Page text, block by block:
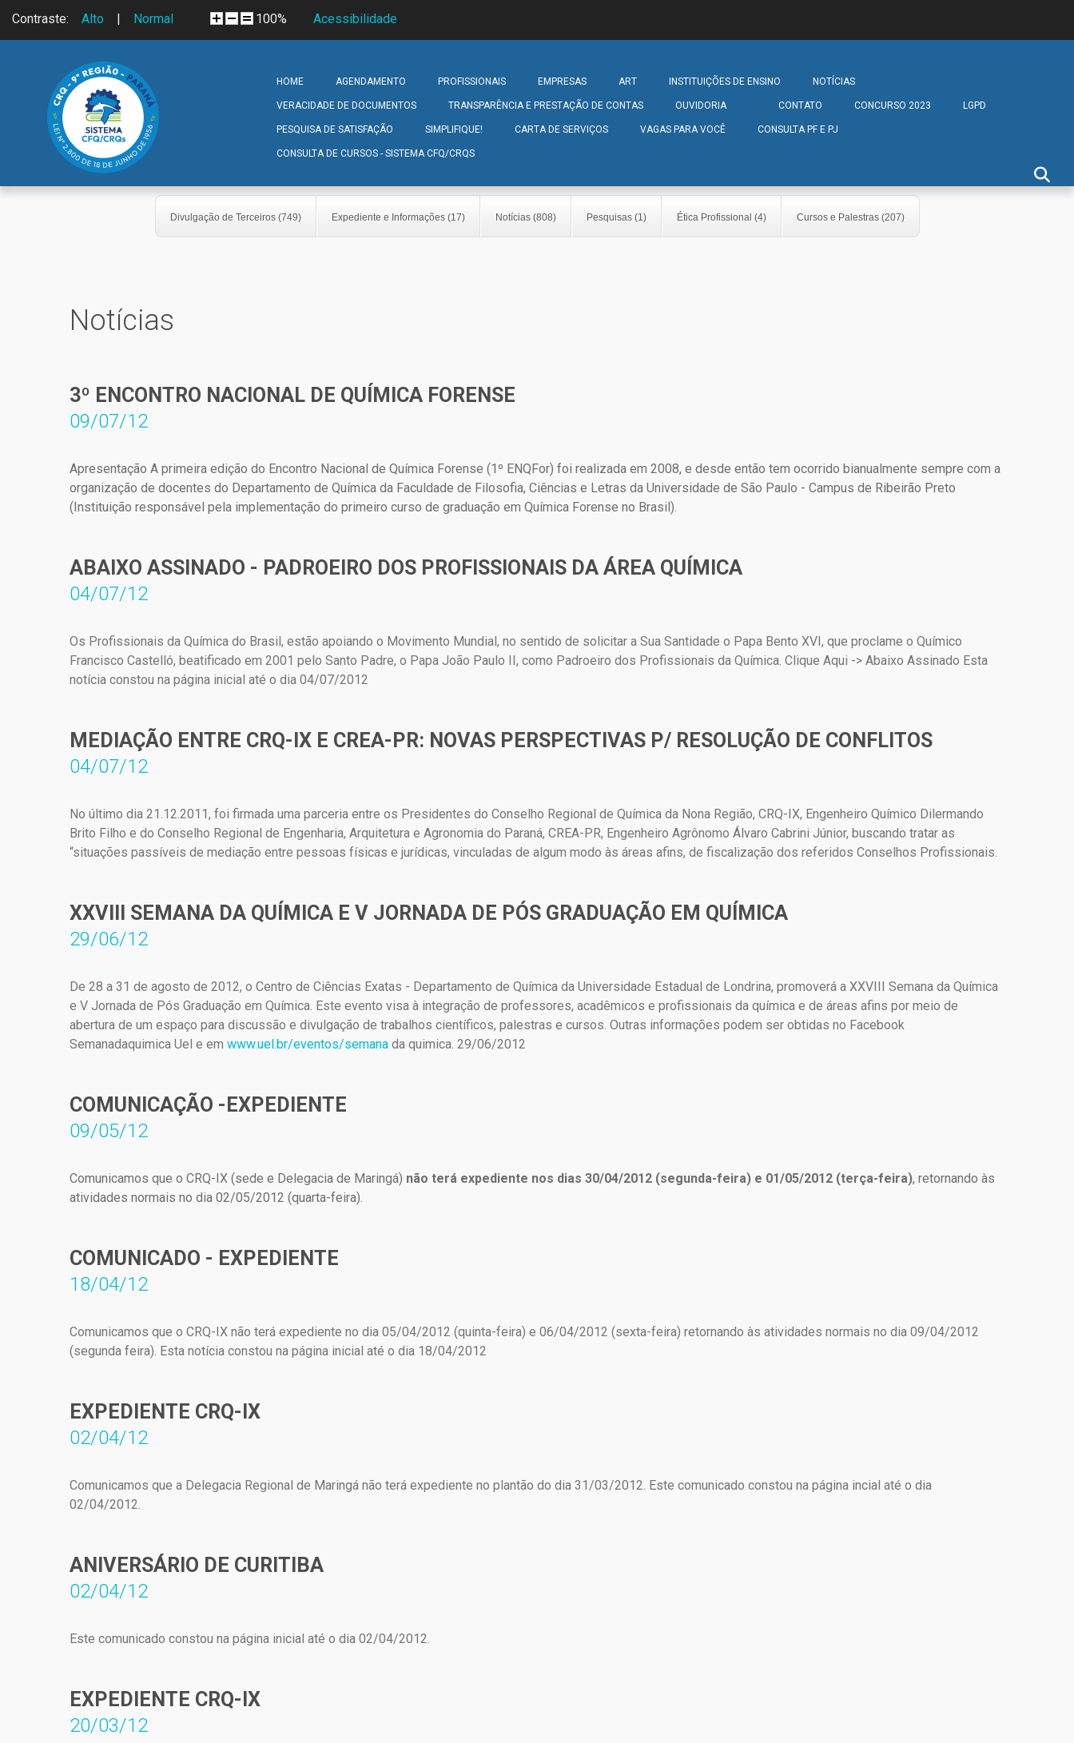
Contraste: Alto | Normal Acessibilidade
100%
HOME AGENDAMENTO PROFISSIONAIS EMPRESAS ART INSTITUIÇÕES DE ENSINO NOTÍCIAS
VERACIDADE DE DOCUMENTOS TRANSPARÊNCIA E PRESTAÇÃO DE CONTAS OUVIDORIA CONTATO CONCURSO 2023 LGPD
PESQUISA DE SATISFAÇÃO SIMPLIFIQUE! CARTA DE SERVIÇOS VAGAS PARA VOCÊ CONSULTA PF E PJ
CONSULTA DE CURSOS - SISTEMA CFQ/CRQS
Divulgação de Terceiros (749) Expediente e Informações (17) Notícias (808) Pesquisas (1) Ética Profissional (4) Cursos e Palestras (207)
Notícias
3º ENCONTRO NACIONAL DE QUÍMICA FORENSE
09/07/12
Apresentação A primeira edição do Encontro Nacional de Química Forense (1º ENQFor) foi realizada em 2008, e desde então tem ocorrido bianualmente sempre com a
organização de docentes do Departamento de Química da Faculdade de Filosofia, Ciências e Letras da Universidade de São Paulo - Campus de Ribeirão Preto
(Instituição responsável pela implementação do primeiro curso de graduação em Química Forense no Brasil).
ABAIXO ASSINADO - PADROEIRO DOS PROFISSIONAIS DA ÁREA QUÍMICA
04/07/12
Os Profissionais da Química do Brasil, estão apoiando o Movimento Mundial, no sentido de solicitar a Sua Santidade o Papa Bento XVI, que proclame o Químico
Francisco Castelló, beatificado em 2001 pelo Santo Padre, o Papa João Paulo II, como Padroeiro dos Profissionais da Química. Clique Aqui -> Abaixo Assinado Esta
notícia constou na página inicial até o dia 04/07/2012
MEDIAÇÃO ENTRE CRQ-IX E CREA-PR: NOVAS PERSPECTIVAS P/ RESOLUÇÃO DE CONFLITOS
04/07/12
No último dia 21.12.2011, foi firmada uma parceria entre os Presidentes do Conselho Regional de Química da Nona Região, CRQ-IX, Engenheiro Químico Dilermando
Brito Filho e do Conselho Regional de Engenharia, Arquitetura e Agronomia do Paraná, CREA-PR, Engenheiro Agrônomo Álvaro Cabrini Júnior, buscando tratar as
“situações passíveis de mediação entre pessoas físicas e jurídicas, vinculadas de algum modo às áreas afins, de fiscalização dos referidos Conselhos Profissionais.
XXVIII SEMANA DA QUÍMICA E V JORNADA DE PÓS GRADUAÇÃO EM QUÍMICA
29/06/12
De 28 a 31 de agosto de 2012, o Centro de Ciências Exatas - Departamento de Química da Universidade Estadual de Londrina, promoverá a XXVIII Semana da Química
e V Jornada de Pós Graduação em Química. Este evento visa à integração de professores, acadêmicos e profissionais da química e de áreas afins por meio de
abertura de um espaço para discussão e divulgação de trabalhos científicos, palestras e cursos. Outras informações podem ser obtidas no Facebook
Semanadaquimica Uel e em www.uel.br/eventos/semana da quimica. 29/06/2012
COMUNICAÇÃO -EXPEDIENTE
09/05/12
Comunicamos que o CRQ-IX (sede e Delegacia de Maringá) não terá expediente nos dias 30/04/2012 (segunda-feira) e 01/05/2012 (terça-feira), retornando às
atividades normais no dia 02/05/2012 (quarta-feira).
COMUNICADO - EXPEDIENTE
18/04/12
Comunicamos que o CRQ-IX não terá expediente no dia 05/04/2012 (quinta-feira) e 06/04/2012 (sexta-feira) retornando às atividades normais no dia 09/04/2012
(segunda feira). Esta notícia constou na página inicial até o dia 18/04/2012
EXPEDIENTE CRQ-IX
02/04/12
Comunicamos que a Delegacia Regional de Maringá não terá expediente no plantão do dia 31/03/2012. Este comunicado constou na página incial até o dia
02/04/2012.
ANIVERSÁRIO DE CURITIBA
02/04/12
Este comunicado constou na página inicial até o dia 02/04/2012.
EXPEDIENTE CRQ-IX
20/03/12